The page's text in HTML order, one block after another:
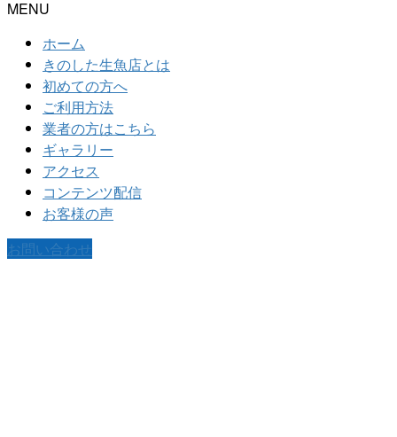
MENU
ホーム
きのした生魚店とは
初めての方へ
ご利用方法
業者の方はこちら
ギャラリー
アクセス
コンテンツ配信
お客様の声
お問い合わせ